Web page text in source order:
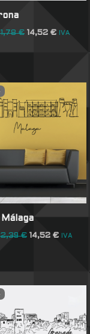
€ 14,52 € IVA
€ 14,52 € IVA